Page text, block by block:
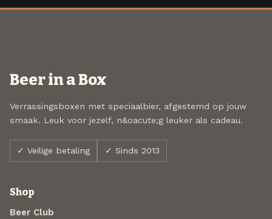
Beer in a Box
Verrassingsboxen met speciaalbier, afgestemd op jouw
smaak. Leuk voor jezelf, n&oacute;g leuker als cadeau.
✓ Veilige betaling ✓ Sinds 2013
Shop
Beer Club